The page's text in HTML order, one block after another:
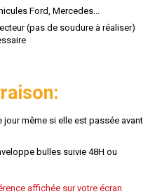
Ford, Mercedes...
(pas de soudure à réaliser)
même si elle est passée avant
bulles suivie 48H ou
affichée sur votre écran